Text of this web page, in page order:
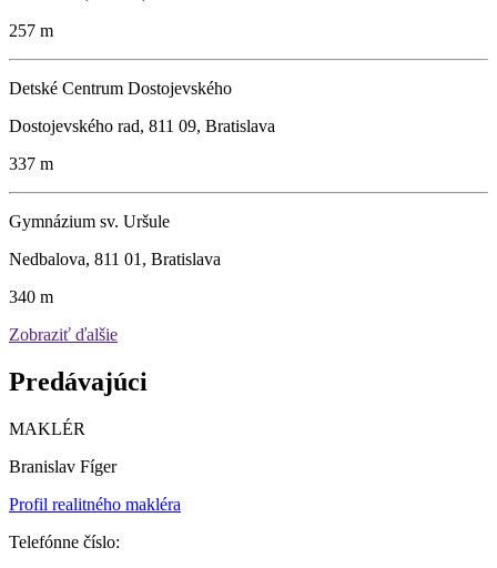
257 m
Detské Centrum Dostojevského
Dostojevského rad, 811 09, Bratislava
337 m
Gymnázium sv. Uršule
Nedbalova, 811 01, Bratislava
340 m
Zobraziť ďalšie
Predávajúci
MAKLÉR
Branislav Fíger
Profil realitného makléra
Telefónne číslo: